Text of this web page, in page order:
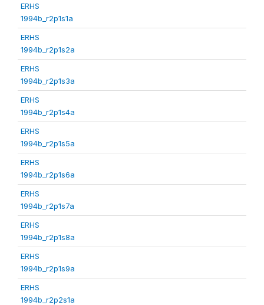
ERHS
1994b_r2p1s1a
ERHS
1994b_r2p1s2a
ERHS
1994b_r2p1s3a
ERHS
1994b_r2p1s4a
ERHS
1994b_r2p1s5a
ERHS
1994b_r2p1s6a
ERHS
1994b_r2p1s7a
ERHS
1994b_r2p1s8a
ERHS
1994b_r2p1s9a
ERHS
1994b_r2p2s1a